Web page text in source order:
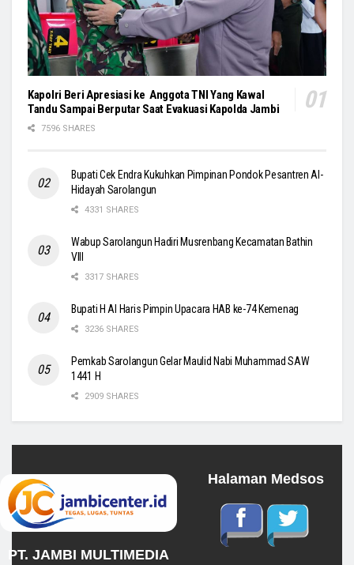
Kapolri Beri Apresiasi ke Anggota TNI Yang Kawal
Tandu Sampai Berputar Saat Evakuasi Kapolda Jambi
7596 SHARES
Bupati Cek Endra Kukuhkan Pimpinan Pondok Pesantren Al-
Hidayah Sarolangun
4331 SHARES
Wabup Sarolangun Hadiri Musrenbang Kecamatan Bathin
VIII
3317 SHARES
Bupati H Al Haris Pimpin Upacara HAB ke-74 Kemenag
3236 SHARES
Pemkab Sarolangun Gelar Maulid Nabi Muhammad SAW
1441 H
2909 SHARES
PT. JAMBI MULTIMEDIA
Halaman Medsos